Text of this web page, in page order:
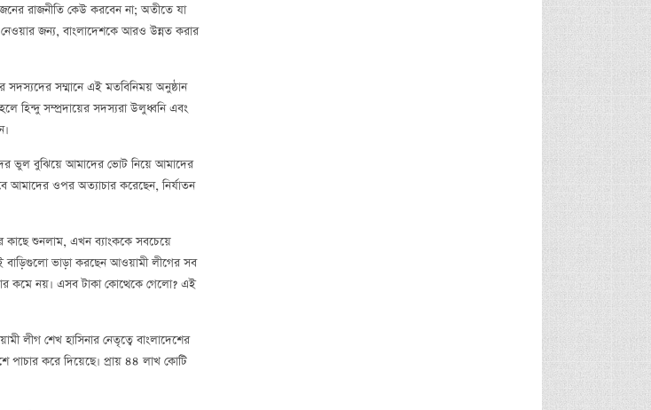
রাজনীতি কেউ করবেন না; অতীতে যা
নেওয়ার জন্য, বাংলাদেশকে আরও উন্নত করার
সদস্যদের সম্মানে এই মতবিনিময় অনুষ্ঠান
হিন্দু সম্প্রদায়ের সদস্যরা উলুধ্বনি এবং
ভুল বুঝিয়ে আমাদের ভোট নিয়ে আমাদের
আমাদের ওপর অত্যাচার করেছেন, নির্যাতন
কাছে শুনলাম, এখন ব্যাংককে সবচেয়ে
ভাড়া করছেন আওয়ামী লীগের সব
কমে নয়। এসব টাকা কোত্থেকে গেলো? এই
লীগ শেখ হাসিনার নেতৃত্বে বাংলাদেশের
পাচার করে দিয়েছে। প্রায় ৪৪ লাখ কোটি